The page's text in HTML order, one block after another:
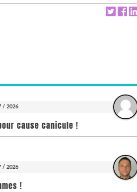
/ 2026
cause canicule !
/ 2026
!